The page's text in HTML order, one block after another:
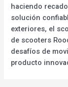
haciendo
solución
exteriores, el
de scooters
desafíos de
producto